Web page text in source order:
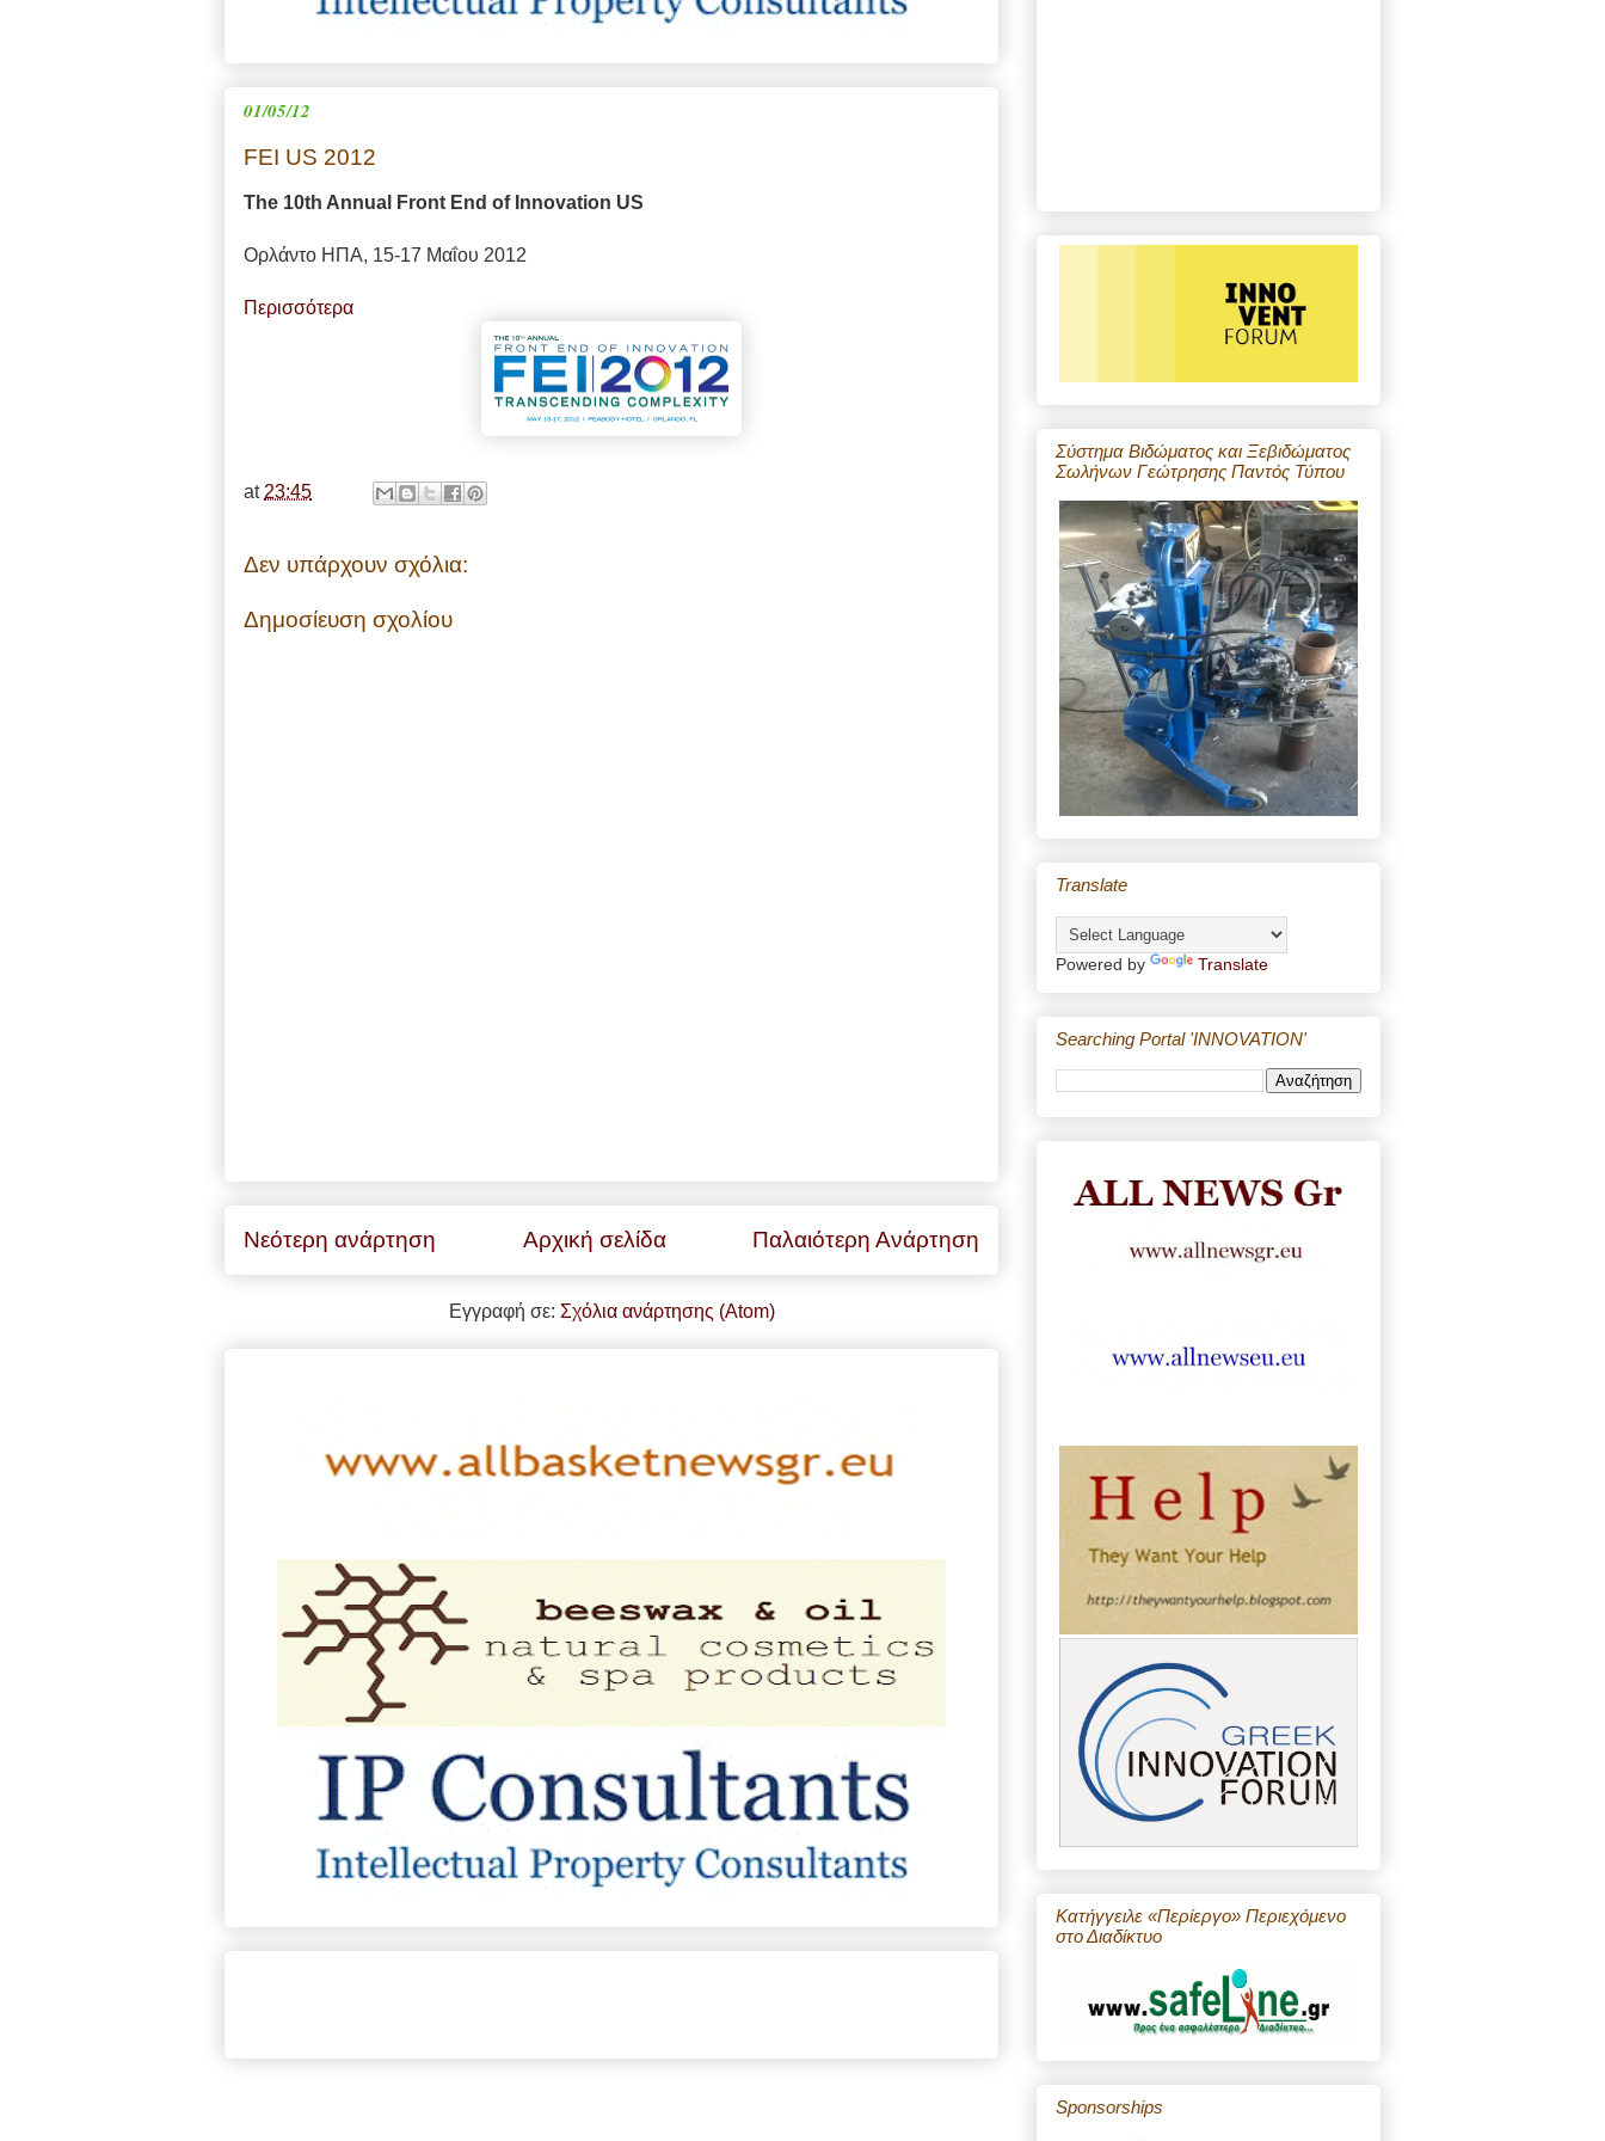
01/05/12
FEI US 2012
The 10th Annual Front End of Innovation US
Ορλάντο ΗΠΑ, 15-17 Μαΐου 2012
Περισσότερα
at 23:45
Δεν υπάρχουν σχόλια:
Δημοσίευση σχολίου
Νεότερη ανάρτηση Παλαιότερη Ανάρτηση
Αρχική σελίδα
Εγγραφή σε: Σχόλια ανάρτησης (Atom)
Σύστημα Βιδώματος και Ξεβιδώματος
Σωλήνων Γεώτρησης Παντός Τύπου
Translate
Powered by Translate
Searching Portal 'INNOVATION'
Κατήγγειλε «Περίεργο» Περιεχόμενο
στο Διαδίκτυο
Sponsorships